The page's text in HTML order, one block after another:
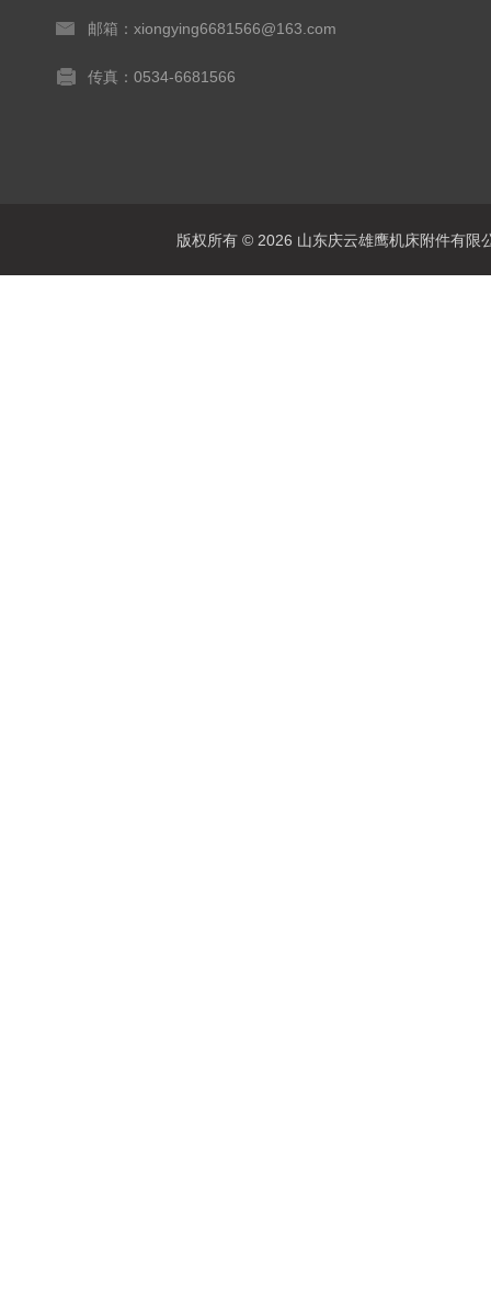
邮箱：xiongying6681566@163.com
传真：0534-6681566
版权所有 © 2026 山东庆云雄鹰机床附件有